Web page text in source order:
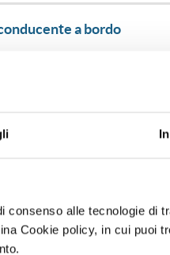
consenso alle tecnologie di
Cookie policy, in cui puoi
a bordo
a bordo